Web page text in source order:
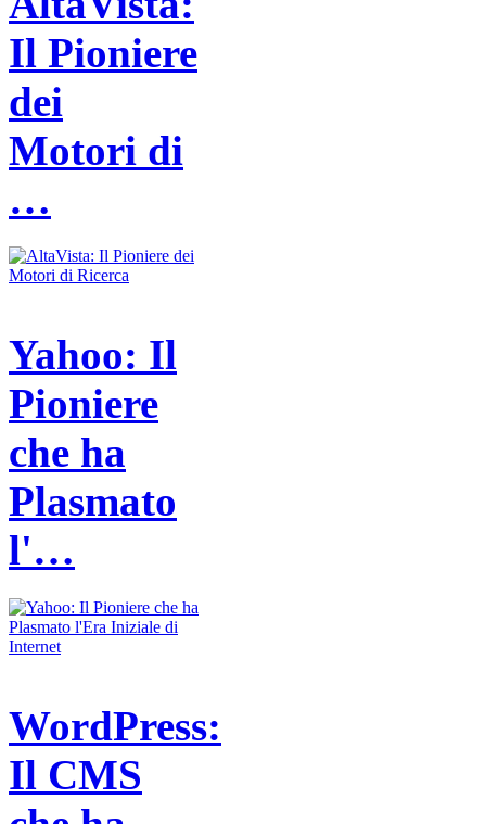
Il Pioniere
dei
Motori di
…
Yahoo: Il
Pioniere
che ha
Plasmato
l'…
WordPress:
Il CMS